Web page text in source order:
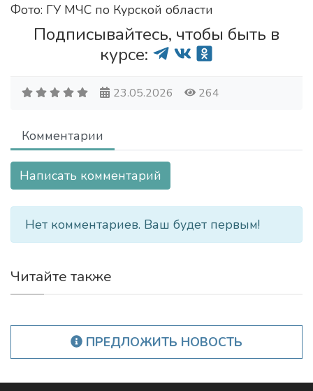
Фото: ГУ МЧС по Курской области
Подписывайтесь, чтобы быть в
курсе:
23.05.2026 264
Комментарии
Написать комментарий
Нет комментариев. Ваш будет первым!
Читайте также
ПРЕДЛОЖИТЬ НОВОСТЬ